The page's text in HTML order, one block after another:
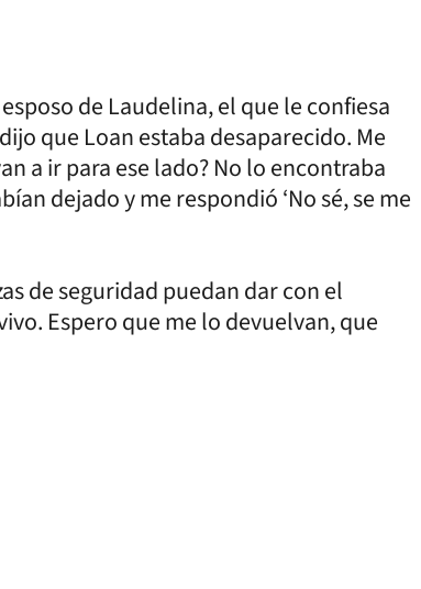
de Laudelina, el que le confiesa
que Loan estaba desaparecido. Me
a ir para ese lado? No lo encontraba
dejado y me respondió ‘No sé, se me
de seguridad puedan dar con el
Espero que me lo devuelvan, que